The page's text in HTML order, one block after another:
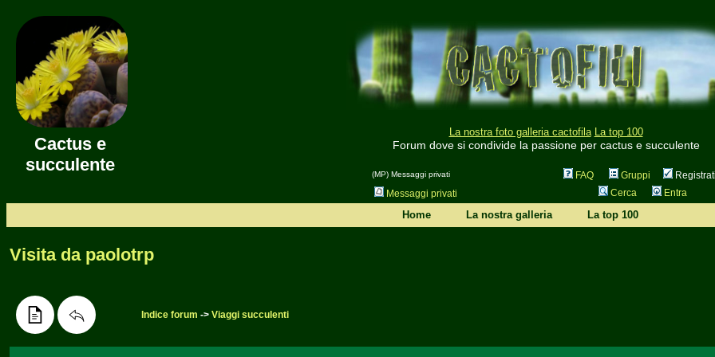
Cactus e
succulente
La nostra foto galleria cactofila La top 100
Forum dove si condivide la passione per cactus e succulente
(MP) Messaggi privati FAQ Gruppi
Messaggi privati
Cerca Entra
Home La nostra galleria La top 100
Visita da paolotrp
Indice forum -> Viaggi succulenti